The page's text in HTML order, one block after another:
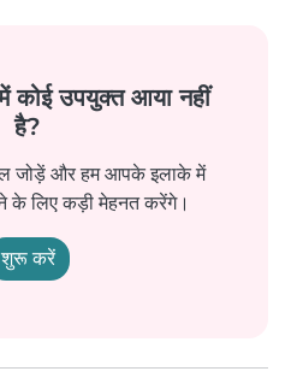
कोई उपयुक्त आया नहीं
है?
जोड़ें और हम आपके इलाके में
के लिए कड़ी मेहनत करेंगे।
शुरू करें